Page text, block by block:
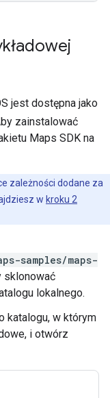
jest dostępna jako
zainstalować
Maps SDK na
zależności dodane za
w kroku 2
samples/maps-
sklonować
lokalnego.
katalogu, w którym
i otwórz